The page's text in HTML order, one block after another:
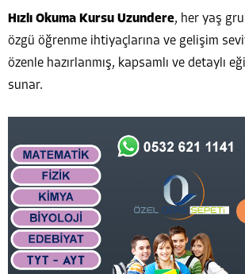
Hızlı Okuma Kursu Uzundere, her yaş
özgü öğrenme ihtiyaçlarına ve gelişim
özenle hazırlanmış, kapsamlı ve detaylı
sunar.